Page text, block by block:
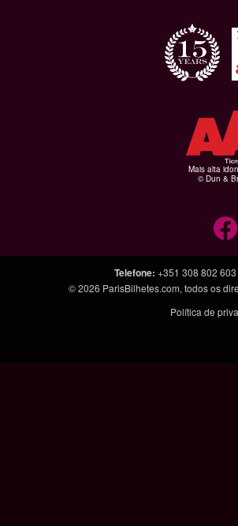
Mais alta
© Dun &
Telefone: +351 308 802 603
© 2026 ParisBilhetes.com, todos os
Política de